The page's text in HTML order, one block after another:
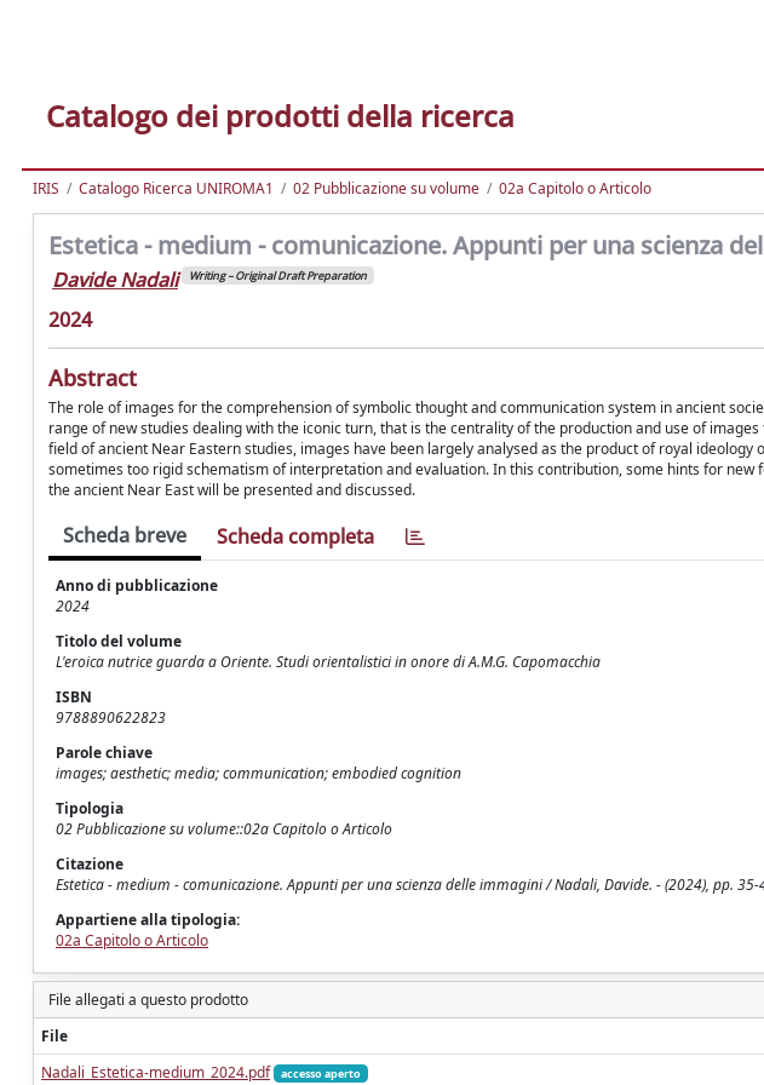
Catalogo dei prodotti della ricerca
IRIS Catalogo Ricerca UNIROMA1 02 Pubblicazione su volume 02a Capitolo o Articolo
Estetica - medium - comunicazione. Appunti per una scienza
Davide Nadali Writing – Original Draft Preparation
2024
Abstract
The role of images for the comprehension of symbolic thought and communication system in ancient
range of new studies dealing with the iconic turn, that is the centrality of the production and use of
field of ancient Near Eastern studies, images have been largely analysed as the product of royal
sometimes too rigid schematism of interpretation and evaluation. In this contribution, some hints for
the ancient Near East will be presented and discussed.
Scheda breve Scheda completa
Anno di pubblicazione
2024
Titolo del volume
L'eroica nutrice guarda a Oriente. Studi orientalistici in onore di A.M.G. Capomacchia
ISBN
9788890622823
Parole chiave
images; aesthetic; media; communication; embodied cognition
Tipologia
02 Pubblicazione su volume::02a Capitolo o Articolo
Citazione
Estetica - medium - comunicazione. Appunti per una scienza delle immagini / Nadali, Davide. - (2024), pp. 35-
Appartiene alla tipologia:
02a Capitolo o Articolo
File allegati a questo prodotto
File
Nadali_Estetica-medium_2024.pdf
accesso aperto